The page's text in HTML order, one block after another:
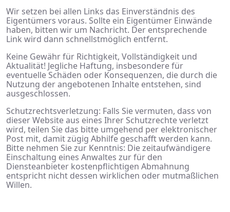
Wir setzen bei allen Links das Einverständnis des
Eigentümers voraus. Sollte ein Eigentümer Einwände
haben, bitten wir um Nachricht. Der entsprechende
Link wird dann schnellstmöglich entfernt.
Keine Gewähr für Richtigkeit, Vollständigkeit und
Aktualität! Jegliche Haftung, insbesondere für
eventuelle Schäden oder Konsequenzen, die durch die
Nutzung der angebotenen Inhalte entstehen, sind
ausgeschlossen.
Schutzrechtsverletzung: Falls Sie vermuten, dass von
dieser Website aus eines Ihrer Schutzrechte verletzt
wird, teilen Sie das bitte umgehend per elektronischer
Post mit, damit zügig Abhilfe geschafft werden kann.
Bitte nehmen Sie zur Kenntnis: Die zeitaufwändigere
Einschaltung eines Anwaltes zur für den
Diensteanbieter kostenpflichtigen Abmahnung
entspricht nicht dessen wirklichen oder mutmaßlichen
Willen.